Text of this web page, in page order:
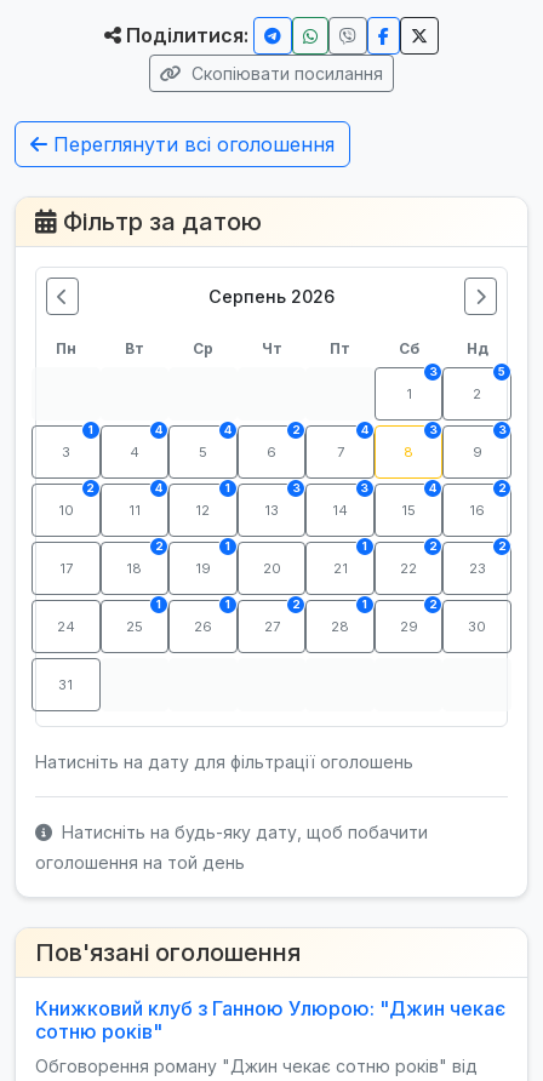
Поділитися:
Скопіювати посилання
Переглянути всі оголошення
Фільтр за датою
Серпень 2026
Пн Вт Ср Чт Пт Сб Нд
1
3
2
5
3
1
4
4
5
4
6
2
7
4
8
3
9
3
10
2
11
4
12
1
13
3
14
3
15
4
16
2
17 18
2
19
1
20 21
1
22
2
23
2
24 25
1
26
1
27
2
28
1
29
2
30
31
Натисніть на дату для фільтрації оголошень
Натисніть на будь-яку дату, щоб побачити
оголошення на той день
Пов'язані оголошення
Книжковий клуб з Ганною Улюрою: "Джин чекає
сотню років"
Обговорення роману "Джин чекає сотню років" від